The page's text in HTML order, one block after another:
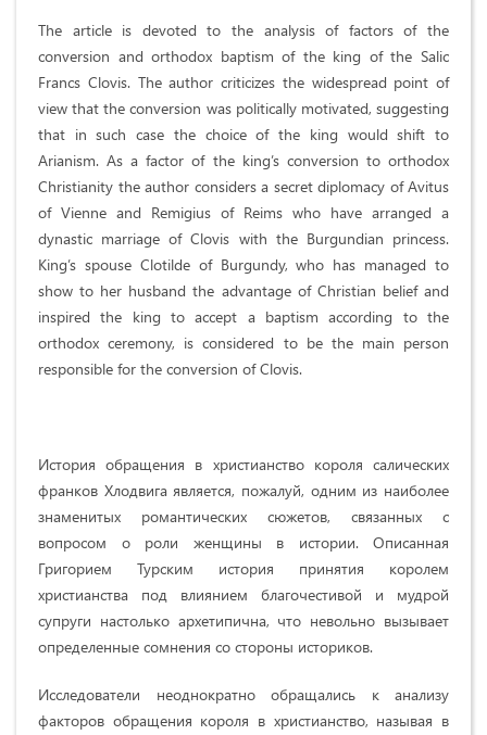
The article is devoted to the analysis of factors of the
conversion and orthodox baptism of the king of the Salic
Francs Clovis. The author criticizes the widespread point of
view that the conversion was politically motivated, suggesting
that in such case the choice of the king would shift to
Arianism. As a factor of the king’s conversion to orthodox
Christianity the author considers a secret diplomacy of Avitus
of Vienne and Remigius of Reims who have arranged a
dynastic marriage of Clovis with the Burgundian princess.
King’s spouse Clotilde of Burgundy, who has managed to
show to her husband the advantage of Christian belief and
inspired the king to accept a baptism according to the
orthodox ceremony, is considered to be the main person
responsible for the conversion of Clovis.
История обращения в христианство короля салических
франков Хлодвига является, пожалуй, одним из наиболее
знаменитых романтических сюжетов, связанных с
вопросом о роли женщины в истории. Описанная
Григорием Турским история принятия королем
христианства под влиянием благочестивой и мудрой
супруги настолько архетипична, что невольно вызывает
определенные сомнения со стороны историков.
Исследователи неоднократно обращались к анализу
факторов обращения короля в христианство, называя в